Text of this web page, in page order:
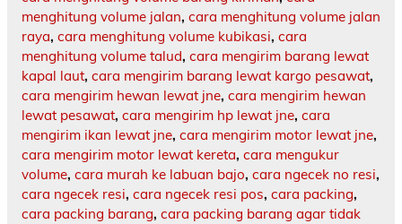
menghitung volume jalan, cara menghitung volume jalan
raya, cara menghitung volume kubikasi, cara
menghitung volume talud, cara mengirim barang lewat
kapal laut, cara mengirim barang lewat kargo pesawat,
cara mengirim hewan lewat jne, cara mengirim hewan
lewat pesawat, cara mengirim hp lewat jne, cara
mengirim ikan lewat jne, cara mengirim motor lewat jne,
cara mengirim motor lewat kereta, cara mengukur
volume, cara murah ke labuan bajo, cara ngecek no resi,
cara ngecek resi, cara ngecek resi pos, cara packing,
cara packing barang, cara packing barang agar tidak